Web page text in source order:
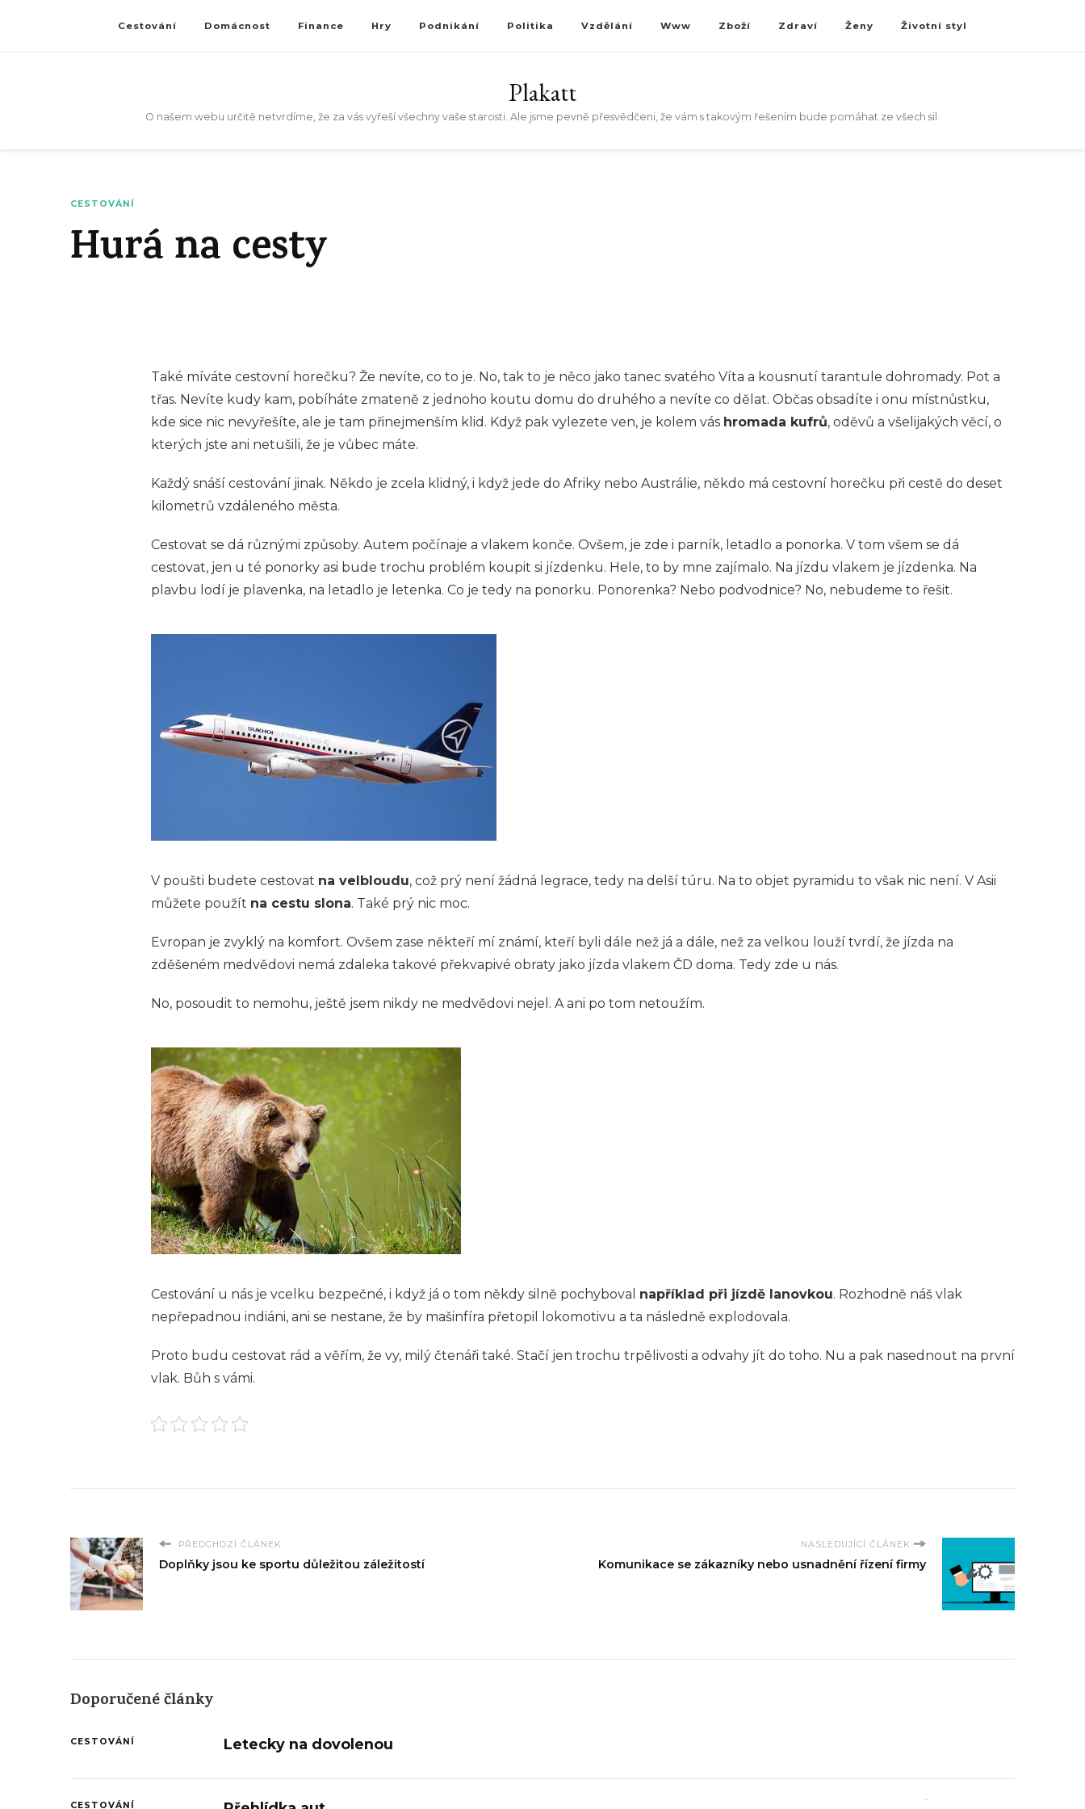
Cestování Domácnost Finance Hry Podnikání Politika Vzdělání Www Zboží Zdraví Ženy Životní styl
Plakatt
O našem webu určitě netvrdíme, že za vás vyřeší všechny vaše starosti. Ale jsme pevně přesvědčeni, že vám s takovým řešením bude pomáhat ze všech sil.
CESTOVÁNÍ
Hurá na cesty
Také míváte cestovní horečku? Že nevíte, co to je. No, tak to je něco jako tanec svatého Víta a kousnutí tarantule dohromady. Pot a
třas. Nevíte kudy kam, pobíháte zmateně z jednoho koutu domu do druhého a nevíte co dělat. Občas obsadíte i onu místnůstku,
kde sice nic nevyřešíte, ale je tam přinejmenším klid. Když pak vylezete ven, je kolem vás hromada kufrů, oděvů a všelijakých věcí, o
kterých jste ani netušili, že je vůbec máte.
Každý snáší cestování jinak. Někdo je zcela klidný, i když jede do Afriky nebo Austrálie, někdo má cestovní horečku při cestě do deset
kilometrů vzdáleného města.
Cestovat se dá různými způsoby. Autem počínaje a vlakem konče. Ovšem, je zde i parník, letadlo a ponorka. V tom všem se dá
cestovat, jen u té ponorky asi bude trochu problém koupit si jízdenku. Hele, to by mne zajímalo. Na jízdu vlakem je jízdenka. Na
plavbu lodí je plavenka, na letadlo je letenka. Co je tedy na ponorku. Ponorenka? Nebo podvodnice? No, nebudeme to řešit.
V poušti budete cestovat na velbloudu, což prý není žádná legrace, tedy na delší túru. Na to objet pyramidu to však nic není. V Asii
můžete použít na cestu slona. Také prý nic moc.
Evropan je zvyklý na komfort. Ovšem zase někteří mí známí, kteří byli dále než já a dále, než za velkou louží tvrdí, že jízda na
zděšeném medvědovi nemá zdaleka takové překvapivé obraty jako jízda vlakem ČD doma. Tedy zde u nás.
No, posoudit to nemohu, ještě jsem nikdy ne medvědovi nejel. A ani po tom netoužím.
Cestování u nás je vcelku bezpečné, i když já o tom někdy silně pochyboval například při jízdě lanovkou. Rozhodně náš vlak
nepřepadnou indiáni, ani se nestane, že by mašinfíra přetopil lokomotivu a ta následně explodovala.
Proto budu cestovat rád a věřím, že vy, milý čtenáři také. Stačí jen trochu trpělivosti a odvahy jít do toho. Nu a pak nasednout na první
vlak. Bůh s vámi.
PŘEDCHOZÍ ČLÁNEK
Doplňky jsou ke sportu důležitou záležitostí
NASLEDUJÍCÍ ČLÁNEK
Komunikace se zákazníky nebo usnadnění řízení firmy
Doporučené články
CESTOVÁNÍ Letecky na dovolenou
CESTOVÁNÍ